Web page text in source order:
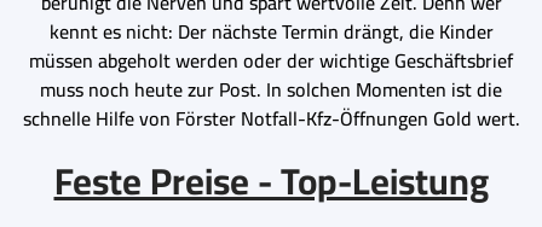
kennt es nicht: Der nächste Termin drängt, die Kinder
müssen abgeholt werden oder der wichtige Geschäftsbrief
muss noch heute zur Post. In solchen Momenten ist die
schnelle Hilfe von Förster Notfall-Kfz-Öffnungen Gold wert.
Feste Preise - Top-Leistung